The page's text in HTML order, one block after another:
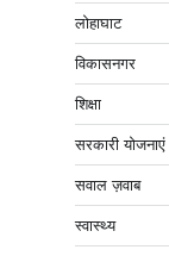
लोहाघाट
विकासनगर
शिक्षा
सरकारी योजनाएं
सवाल ज़वाब
स्वास्थ्य